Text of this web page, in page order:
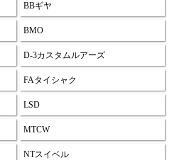
BBギヤ
BMO
D-3カスタムルアーズ
FAタイシャク
LSD
MTCW
NTスイベル